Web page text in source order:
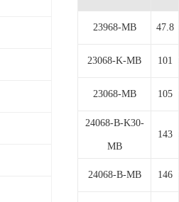
23968-MB 47.8
23068-K-MB 101
23068-MB 105
24068-B-K30-
MB
143
24068-B-MB 146